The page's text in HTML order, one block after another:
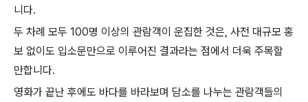
니다.
두 차례 모두 100명 이상의 관람객이 운집한 것은, 사전 대규모 홍
보 없이도 입소문만으로 이루어진 결과라는 점에서 더욱 주목할
만합니다.
영화가 끝난 후에도 바다를 바라보며 담소를 나누는 관람객들의